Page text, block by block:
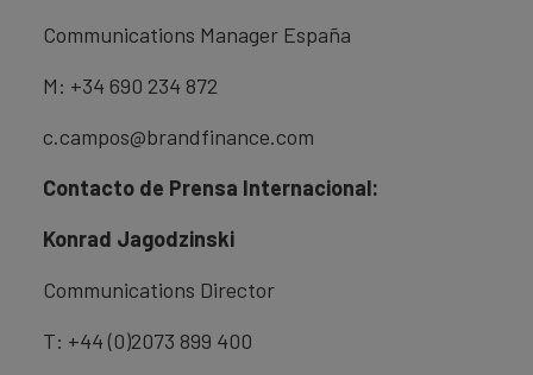
Communications Manager España
M: +34 690 234 872
c.campos@brandfinance.com
Contacto de Prensa Internacional:
Konrad Jagodzinski
Communications Director
T: +44 (0)2073 899 400